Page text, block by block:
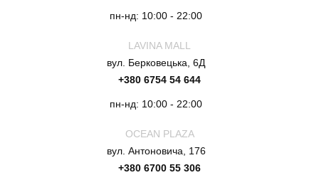
пн-нд: 10:00 - 22:00
LAVINA MALL
вул. Берковецька, 6Д
+380 6754 54 644
пн-нд: 10:00 - 22:00
OCEAN PLAZA
вул. Антоновича, 176
+380 6700 55 306